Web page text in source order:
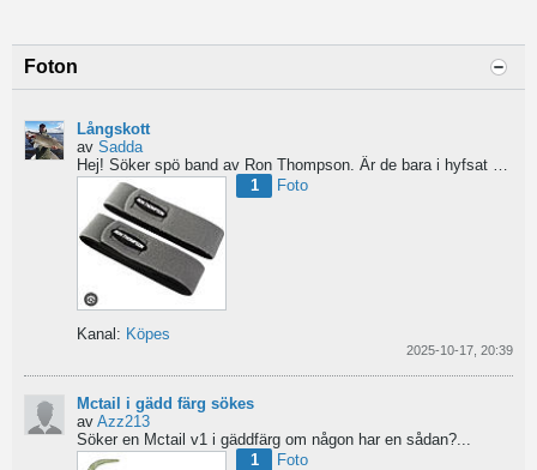
Foton
Långskott
av Sadda
Hej! Söker spö band av Ron Thompson. Är de bara i hyfsat skick så köper jag gärna ett par....
1
Foto
Kanal: Köpes
2025-10-17, 20:39
Mctail i gädd färg sökes
av Azz213
Söker en Mctail v1 i gäddfärg om någon har en sådan?...
1
Foto